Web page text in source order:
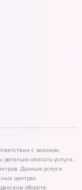
с законом,
описать услуги,
Данные услуги
центрах
обороте,